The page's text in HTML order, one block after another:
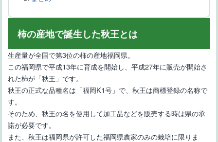
鉢植えで家庭菜園が楽しめるイチジクの品種-選び方や育て方
柿の産地で誕生した秋王とは
生産量が全国で第3位の柿の産地福岡県。
この福岡県で平成13年に育成を開始し、平成27年に販売が開始さ
れた柿が「秋王」です。
秋王の正式な品種名は「福岡K1号」で、秋王は商標登録の名称で
す。
そのため、秋王の名を使用して加工品などを販売する時は県の承
諾が必要です。
また、秋王は福岡県が許可した福岡県農家のみの栽培に限りま